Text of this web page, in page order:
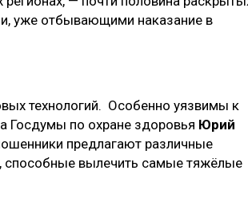
уже отбывающими наказание в
технологий. Особенно уязвимы к
Госдумы по охране здоровья Юрий
предлагают различные
вылечить самые тяжёлые